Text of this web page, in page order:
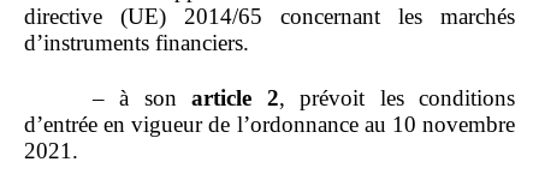
directive (UE) 2014/65 concernant les marchés
d’instruments financiers.
– à sonarticle 2, prévoit les conditions
d’entrée en vigueur de l’ordonnance au 10 novembre
2021.